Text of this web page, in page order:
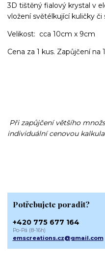
3D tištěný fialový krystal v
vložení světélkující kuličky či
Velikost: cca 10cm x 9cm
Cena za 1 kus. Zapůjčení na
Při zapůjčení většího
individuální cenovou
Potřebujete poradit?
+420 775 677 164
Po-Pá (8-16h)
emscreations.cz@gmail.com